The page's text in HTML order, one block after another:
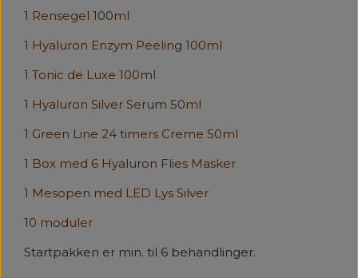
1 Rensegel 100ml
1 Hyaluron Enzym Peeling 100ml
1 Tonic de Luxe 100ml
1 Hyaluron Silver Serum 50ml
1 Green Line 24 timers Creme 50ml
1 Box med 6 Hyaluron Flies Masker
1 Mesopen med LED Lys Silver
10 moduler
Startpakken er min. til 6 behandlinger.